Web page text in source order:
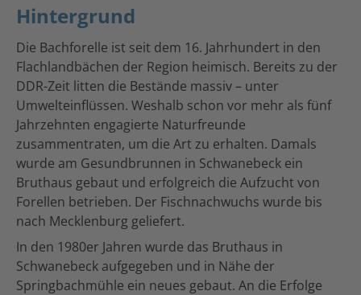
Hintergrund
Die Bachforelle ist seit dem 16. Jahrhundert in den
Flachlandbächen der Region heimisch. Bereits zu der
DDR-Zeit litten die Bestände massiv – unter
Umwelteinflüssen. Weshalb schon vor mehr als fünf
Jahrzehnten engagierte Naturfreunde
zusammentraten, um die Art zu erhalten. Damals
wurde am Gesundbrunnen in Schwanebeck ein
Bruthaus gebaut und erfolgreich die Aufzucht von
Forellen betrieben. Der Fischnachwuchs wurde bis
nach Mecklenburg geliefert.
In den 1980er Jahren wurde das Bruthaus in
Schwanebeck aufgegeben und in Nähe der
Springbachmühle ein neues gebaut. An die Erfolge